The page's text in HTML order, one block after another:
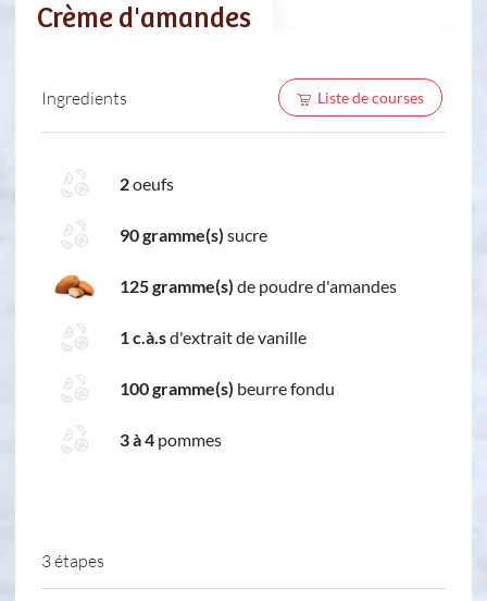
Crème d'amandes
Ingredients Liste de courses
2oeufs
90 gramme(s) sucre
125 gramme(s) de poudre d'amandes
1 c.à.sd'extrait de vanille
100 gramme(s) beurre fondu
3 à 4 pommes
3 étapes